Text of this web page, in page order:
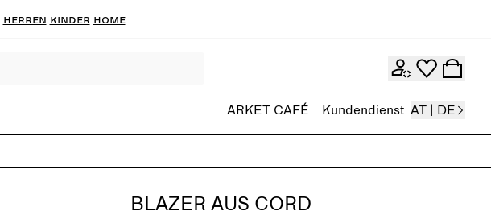
HERREN KINDER HOME
ARKET CAFÉ Kundendienst AT | DE
BLAZER AUS CORD